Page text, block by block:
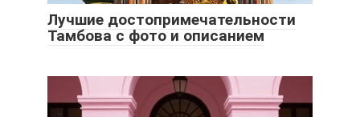
Лучшие достопримечательности
Тамбова с фото и описанием